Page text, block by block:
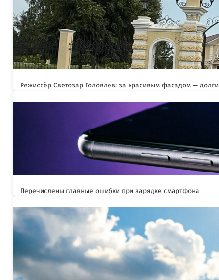
Режиссёр Светозар Головлев: за красивым фасадом —
Перечислены главные ошибки при зарядке смартфона